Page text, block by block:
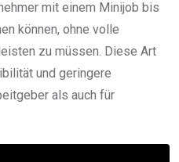
mit einem Minijob bis
können, ohne volle
zu müssen. Diese Art
und geringere
als auch für